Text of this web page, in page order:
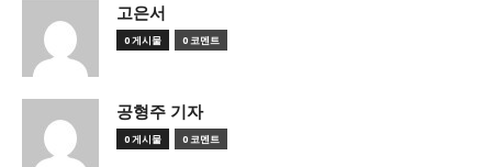
고은서
0 게시물 0 코멘트
공형주 기자
0 게시물 0 코멘트